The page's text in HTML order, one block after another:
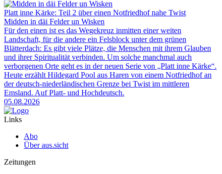
Platt inne Kärke: Teil 2 über einen Notfriedhof nahe Twist
Midden in däi Felder un Wisken
Für den einen ist es das Wegekreuz inmitten einer weiten
Landschaft, für die andere ein Felsblock unter dem grünen
Blätterdach: Es gibt viele Plätze, die Menschen mit ihrem Glauben
und ihrer Spiritualität verbinden. Um solche manchmal auch
verborgenen Orte geht es in der neuen Serie von „Platt inne Kärke“.
Heute erzählt Hildegard Pool aus Haren von einem Notfriedhof an
der deutsch-niederländischen Grenze bei Twist im mittleren
Emsland. Auf Platt- und Hochdeutsch.
05.08.2026
Links
Abo
Über aus.sicht
Zeitungen